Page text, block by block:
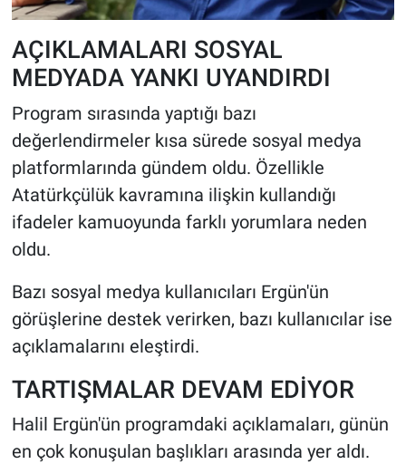
AÇIKLAMALARI SOSYAL
MEDYADA YANKI UYANDIRDI
Program sırasında yaptığı bazı
değerlendirmeler kısa sürede sosyal medya
platformlarında gündem oldu. Özellikle
Atatürkçülük kavramına ilişkin kullandığı
ifadeler kamuoyunda farklı yorumlara neden
oldu.
Bazı sosyal medya kullanıcıları Ergün'ün
görüşlerine destek verirken, bazı kullanıcılar ise
açıklamalarını eleştirdi.
TARTIŞMALAR DEVAM EDİYOR
Halil Ergün'ün programdaki açıklamaları, günün
en çok konuşulan başlıkları arasında yer aldı.